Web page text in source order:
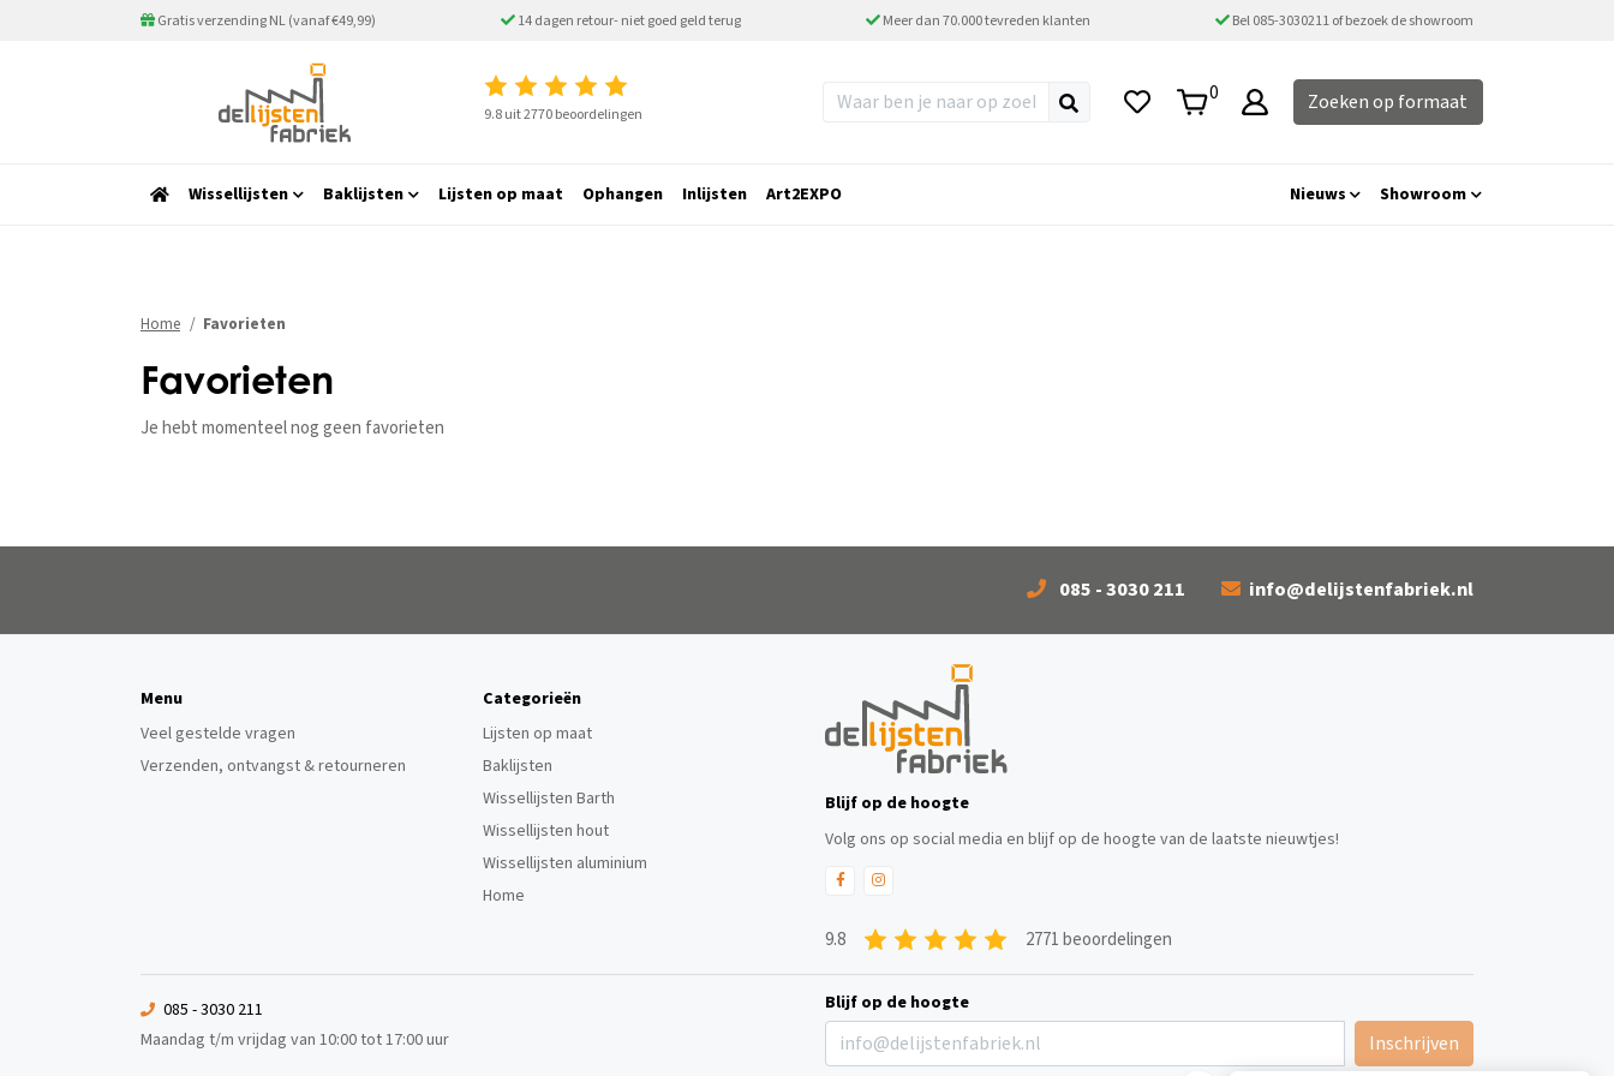
Gratis verzending NL (vanaf €49,99) 14 dagen retour- niet goed geld terug Meer dan 70.000 tevreden klanten Bel 085-3030211 of bezoek de showroom
9.8 uit 2770 beoordelingen
0 Zoeken op formaat
Wissellijsten Baklijsten Lijsten op maat Ophangen Inlijsten Art2EXPO Nieuws Showroom
Home Favorieten
Favorieten
Je hebt momenteel nog geen favorieten
085 - 3030 211 info@delijstenfabriek.nl
Menu
Veel gestelde vragen
Verzenden, ontvangst & retourneren
Categorieën
Lijsten op maat
Baklijsten
Wissellijsten Barth
Wissellijsten hout
Wissellijsten aluminium
Home
Blijf op de hoogte
Volg ons op social media en blijf op de hoogte van de laatste nieuwtjes!
9.8 2771 beoordelingen
085 - 3030 211
Maandag t/m vrijdag van 10:00 tot 17:00 uur
Blijf op de hoogte
Inschrijven